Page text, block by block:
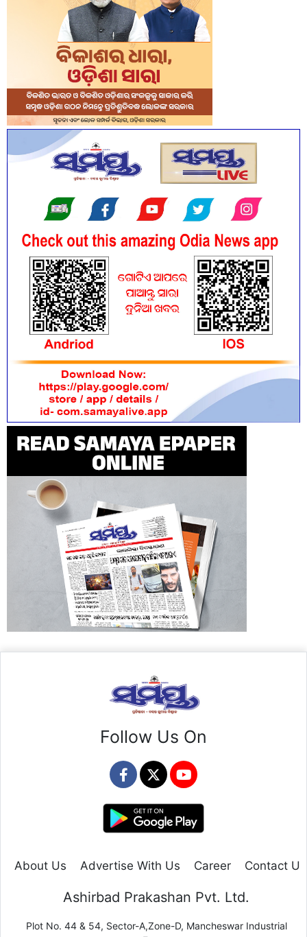
Follow Us On
About Us Advertise With Us Career Contact Us
Ashirbad Prakashan Pvt. Ltd.
Plot No. 44 & 54, Sector-A,Zone-D, Mancheswar Industrial